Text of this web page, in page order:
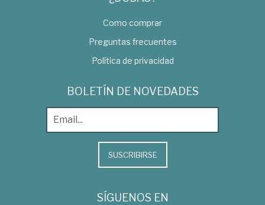
Como comprar
Preguntas frecuentes
Política de privacidad
BOLETÍN DE NOVEDADES
SUSCRIBIRSE
SÍGUENOS EN